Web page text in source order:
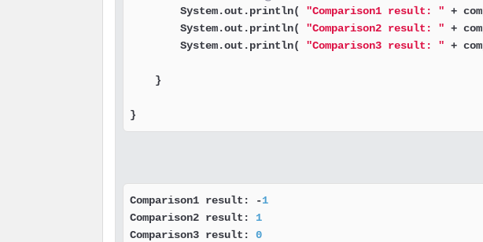
        System.out.println(
"Comparison1 result: " +
        System.out.println(
"Comparison2 result: " +
        System.out.println(
"Comparison3 result: " +
    }
}
Comparison1 result: -1
Comparison2 result: 1
Comparison3 result: 0